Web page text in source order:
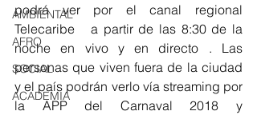
AMBIENTAL
AFRO
SOCIAL
ACADEMIA
podrá ver por el canal regional
Telecaribe   a partir de las 8:30 de la
noche en vivo y en directo . Las
personas que viven fuera de la ciudad
y el país podrán verlo vía streaming por
la APP del Carnaval 2018 y